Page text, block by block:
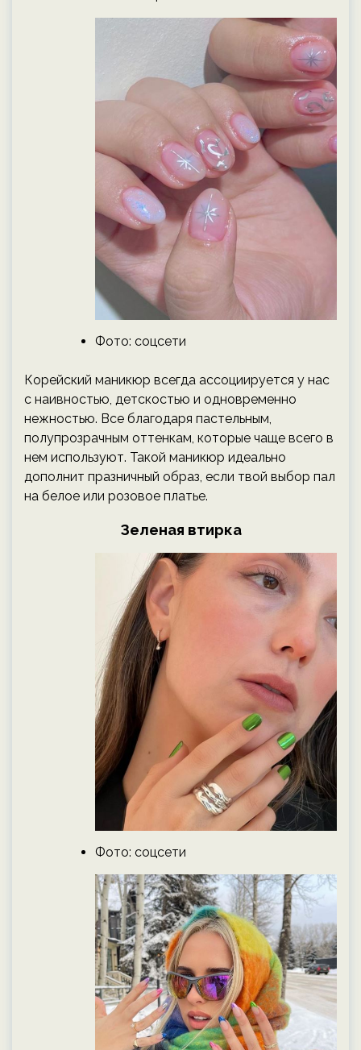
Фото: соцсети
Корейский маникюр всегда ассоциируется у нас
с наивностью, детскостью и одновременно
нежностью. Все благодаря пастельным,
полупрозрачным оттенкам, которые чаще всего в
нем используют. Такой маникюр идеально
дополнит празничный образ, если твой выбор пал
на белое или розовое платье.
Зеленая втирка
Фото: соцсети